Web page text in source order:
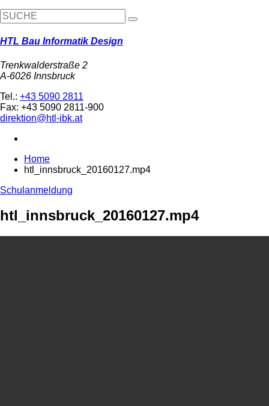
HTL Bau Informatik Design
Trenkwalderstraße 2
A-6026 Innsbruck
Tel.: +43 5090 2811
Fax: +43 5090 2811-900
direktion@htl-ibk.at
Home
htl_innsbruck_20160127.mp4
Schulanmeldung
htl_innsbruck_20160127.mp4